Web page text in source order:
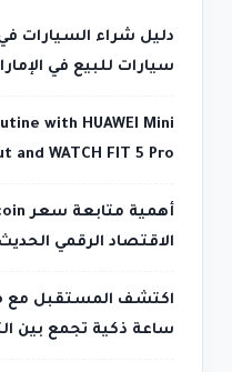
دليل شراء السيارات
سيارات للبيع في
with HUAWEI Mini
and WATCH FIT 5 Pro
الاقتصاد الرقمي الحديث
ساعة ذكية تجمع بين